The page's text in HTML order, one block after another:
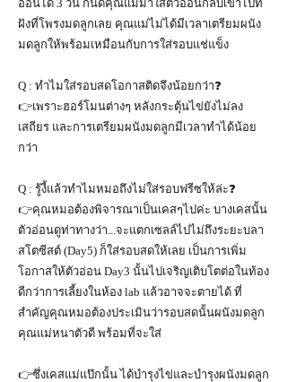
อ่อนได้ 3 วัน ก็นัดคุณแม่มาใส่ตัวอ่อนกลับเข้าไปที่
ฝังที่โพรงมดลูกเลย คุณแม่ไม่ได้มีเวลาเตรียมผนัง
มดลูกให้พร้อมเหมือนกับการใส่รอบแช่แข็ง
Q : ทำไมใส่รอบสดโอกาสติดจึงน้อยกว่า❓
👉เพราะฮอร์โมนต่างๆ หลังกระตุ้นไข่ยังไม่ลง
เสถียร และการเตรียมผนังมดลูกมีเวลาทำได้น้อย
กว่า
Q : รู้งี้แล้วทำไมหมอถึงไม่ใส่รอบฟรีซให้ล่ะ❓
👉คุณหมอต้องพิจารณาเป็นเคสๆไปค่ะ บางเคสนั้น
ตัวอ่อนดูท่าทางว่า...จะแตกเซลล์ไปไม่ถึงระยะบลา
สโตซีสต์ (Day5) ก็ใส่รอบสดให้เลย เป็นการเพิ่ม
โอกาสให้ตัวอ่อน Day3 นั้นไปเจริญเติบโตต่อในท้อง
ดีกว่าการเลี้ยงในห้อง lab แล้วอาจจะตายได้ ที่
สำคัญคุณหมอต้องประเมินว่ารอบสดนั้นผนังมดลูก
คุณแม่หนาตัวดี พร้อมที่จะใส่
👉ซึ่งเคสแม่แป๊กนั้น ได้บำรุงไข่และบำรุงผนังมดลูก